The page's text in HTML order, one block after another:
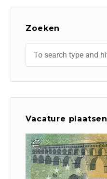
Zoeken
Vacature plaatsen